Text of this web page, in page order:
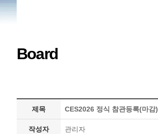
Board
제목 CES2026 정식 참관등록(마감)
작성자 관리자